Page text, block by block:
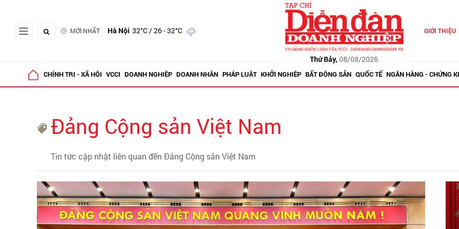
MỚI NHẤT Hà Nội 32°C/ 26 - 32°C
Thứ Bảy, 08/08/2026
GIỚI THIỆU
CHÍNH TRỊ - XÃ HỘI VCCI DOANH NGHIỆP DOANH NHÂN PHÁP LUẬT KHỞI NGHIỆP BẤT ĐỘNG SẢN QUỐC TẾ NGÂN HÀNG - CHỨNG
Đảng Cộng sản Việt Nam
Tin tức cập nhật liên quan đến Đảng Cộng sản Việt Nam